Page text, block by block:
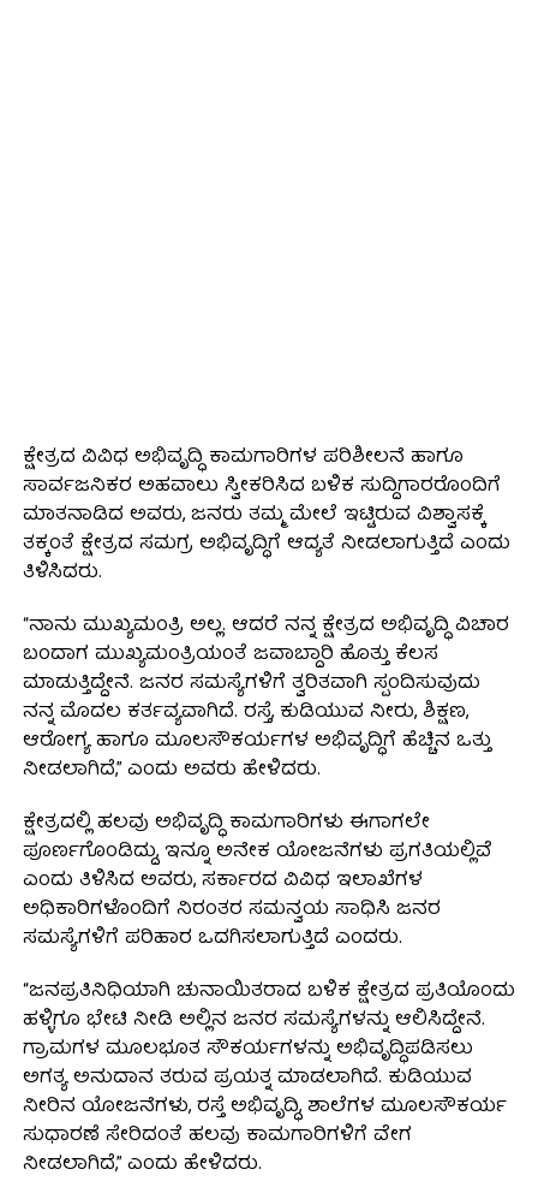
ಕ್ಷೇತ್ರದ ವಿವಿಧ ಅಭಿವೃದ್ಧಿ ಕಾಮಗಾರಿಗಳ ಪರಿಶೀಲನೆ ಹಾಗೂ
ಸಾರ್ವಜನಿಕರ ಅಹವಾಲು ಸ್ವೀಕರಿಸಿದ ಬಳಿಕ ಸುದ್ದಿಗಾರರೊಂದಿಗೆ
ಮಾತನಾಡಿದ ಅವರು, ಜನರು ತಮ್ಮ ಮೇಲೆ ಇಟ್ಟಿರುವ ವಿಶ್ವಾಸಕ್ಕೆ
ತಕ್ಕಂತೆ ಕ್ಷೇತ್ರದ ಸಮಗ್ರ ಅಭಿವೃದ್ಧಿಗೆ ಆದ್ಯತೆ ನೀಡಲಾಗುತ್ತಿದೆ ಎಂದು
ತಿಳಿಸಿದರು.
“ನಾನು ಮುಖ್ಯಮಂತ್ರಿ ಅಲ್ಲ. ಆದರೆ ನನ್ನ ಕ್ಷೇತ್ರದ ಅಭಿವೃದ್ಧಿ ವಿಚಾರ
ಬಂದಾಗ ಮುಖ್ಯಮಂತ್ರಿಯಂತೆ ಜವಾಬ್ದಾರಿ ಹೊತ್ತು ಕೆಲಸ
ಮಾಡುತ್ತಿದ್ದೇನೆ. ಜನರ ಸಮಸ್ಯೆಗಳಿಗೆ ತ್ವರಿತವಾಗಿ ಸ್ಪಂದಿಸುವುದು
ನನ್ನ ಮೊದಲ ಕರ್ತವ್ಯವಾಗಿದೆ. ರಸ್ತೆ, ಕುಡಿಯುವ ನೀರು, ಶಿಕ್ಷಣ,
ಆರೋಗ್ಯ ಹಾಗೂ ಮೂಲಸೌಕರ್ಯಗಳ ಅಭಿವೃದ್ಧಿಗೆ ಹೆಚ್ಚಿನ ಒತ್ತು
ನೀಡಲಾಗಿದೆ,” ಎಂದು ಅವರು ಹೇಳಿದರು.
ಕ್ಷೇತ್ರದಲ್ಲಿ ಹಲವು ಅಭಿವೃದ್ಧಿ ಕಾಮಗಾರಿಗಳು ಈಗಾಗಲೇ
ಪೂರ್ಣಗೊಂಡಿದ್ದು, ಇನ್ನೂ ಅನೇಕ ಯೋಜನೆಗಳು ಪ್ರಗತಿಯಲ್ಲಿವೆ
ಎಂದು ತಿಳಿಸಿದ ಅವರು, ಸರ್ಕಾರದ ವಿವಿಧ ಇಲಾಖೆಗಳ
ಅಧಿಕಾರಿಗಳೊಂದಿಗೆ ನಿರಂತರ ಸಮನ್ವಯ ಸಾಧಿಸಿ ಜನರ
ಸಮಸ್ಯೆಗಳಿಗೆ ಪರಿಹಾರ ಒದಗಿಸಲಾಗುತ್ತಿದೆ ಎಂದರು.
“ಜನಪ್ರತಿನಿಧಿಯಾಗಿ ಚುನಾಯಿತರಾದ ಬಳಿಕ ಕ್ಷೇತ್ರದ ಪ್ರತಿಯೊಂದು
ಹಳ್ಳಿಗೂ ಭೇಟಿ ನೀಡಿ ಅಲ್ಲಿನ ಜನರ ಸಮಸ್ಯೆಗಳನ್ನು ಆಲಿಸಿದ್ದೇನೆ.
ಗ್ರಾಮಗಳ ಮೂಲಭೂತ ಸೌಕರ್ಯಗಳನ್ನು ಅಭಿವೃದ್ಧಿಪಡಿಸಲು
ಅಗತ್ಯ ಅನುದಾನ ತರುವ ಪ್ರಯತ್ನ ಮಾಡಲಾಗಿದೆ. ಕುಡಿಯುವ
ನೀರಿನ ಯೋಜನೆಗಳು, ರಸ್ತೆ ಅಭಿವೃದ್ಧಿ, ಶಾಲೆಗಳ ಮೂಲಸೌಕರ್ಯ
ಸುಧಾರಣೆ ಸೇರಿದಂತೆ ಹಲವು ಕಾಮಗಾರಿಗಳಿಗೆ ವೇಗ
ನೀಡಲಾಗಿದೆ,” ಎಂದು ಹೇಳಿದರು.